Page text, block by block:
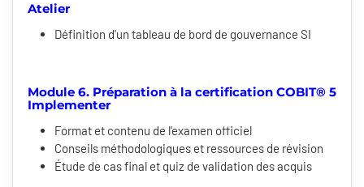
Atelier
Définition d'un tableau de bord de gouvernance SI
Module 6. Préparation à la certification COBIT® 5
Implementer
Format et contenu de l'examen officiel
Conseils méthodologiques et ressources de révision
Étude de cas final et quiz de validation des acquis